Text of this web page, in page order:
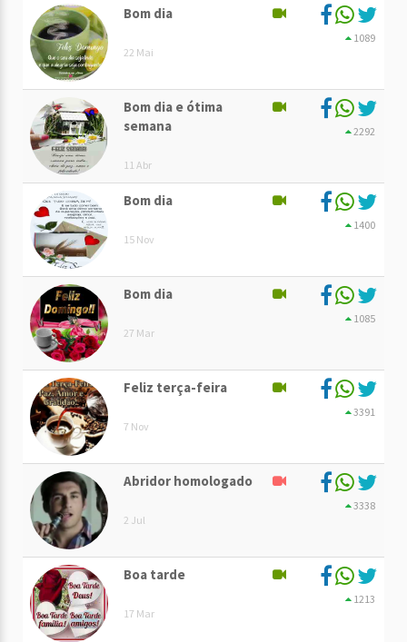
Bom dia
22 Mai
1089
Bom dia e ótima
semana
11 Abr
2292
Bom dia
15 Nov
1400
Bom dia
27 Mar
1085
Feliz terça-feira
7 Nov
3391
Abridor homologado
2 Jul
3338
Boa tarde
17 Mar
1213